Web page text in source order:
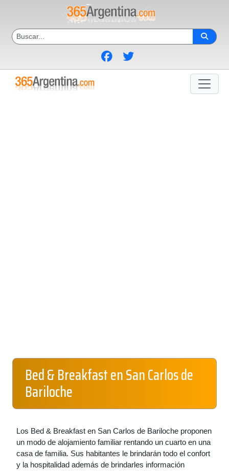
Bed & Breakfast en San Carlos de
Bariloche
Los Bed & Breakfast en San Carlos de Bariloche proponen
un modo de alojamiento familiar rentando un cuarto en una
casa de familia. Sus habitantes le brindarán todo el confort
y la hospitalidad además de brindarles información